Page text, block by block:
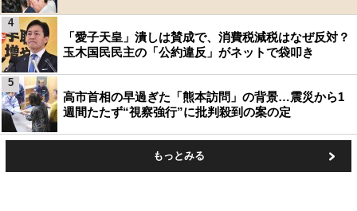
「愛子天皇」潰しは賛成で、消費税減税はなぜ反対？
玉木国民民主の「公約違反」がネットで袋叩き
4
高市首相の早過ぎた「熊本訪問」の背景…震災から1
週間たたず“視察強行”に批判殺到の案の定
5
もっとみる